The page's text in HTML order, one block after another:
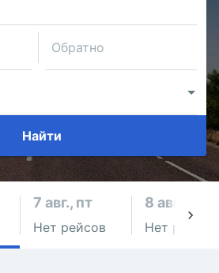
Обратно
Найти
7 авг., пт
Нет рейсов
8 авг., сб
Нет рейсов